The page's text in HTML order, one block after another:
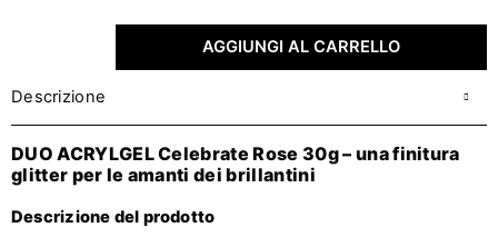
AGGIUNGI AL CARRELLO
Descrizione
DUO ACRYLGEL Celebrate Rose 30g – una finitura
glitter per le amanti dei brillantini
Descrizione del prodotto